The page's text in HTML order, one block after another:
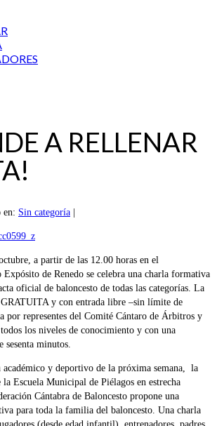
A RELLENAR
en: Sin categoría
a partir de las 12.00 horas en el
de Renedo se celebra una charla formativa
oficial de baloncesto de todas las categorías. La
GRATUITA y con entrada libre –sin límite de
por representes del Comité Cántaro de Árbitros y
los niveles de conocimiento y con una
sesenta minutos.
académico y deportivo de la próxima semana, la
Escuela Municipal de Piélagos en estrecha
Cántabra de Baloncesto propone una
para toda la familia del baloncesto. Una charla